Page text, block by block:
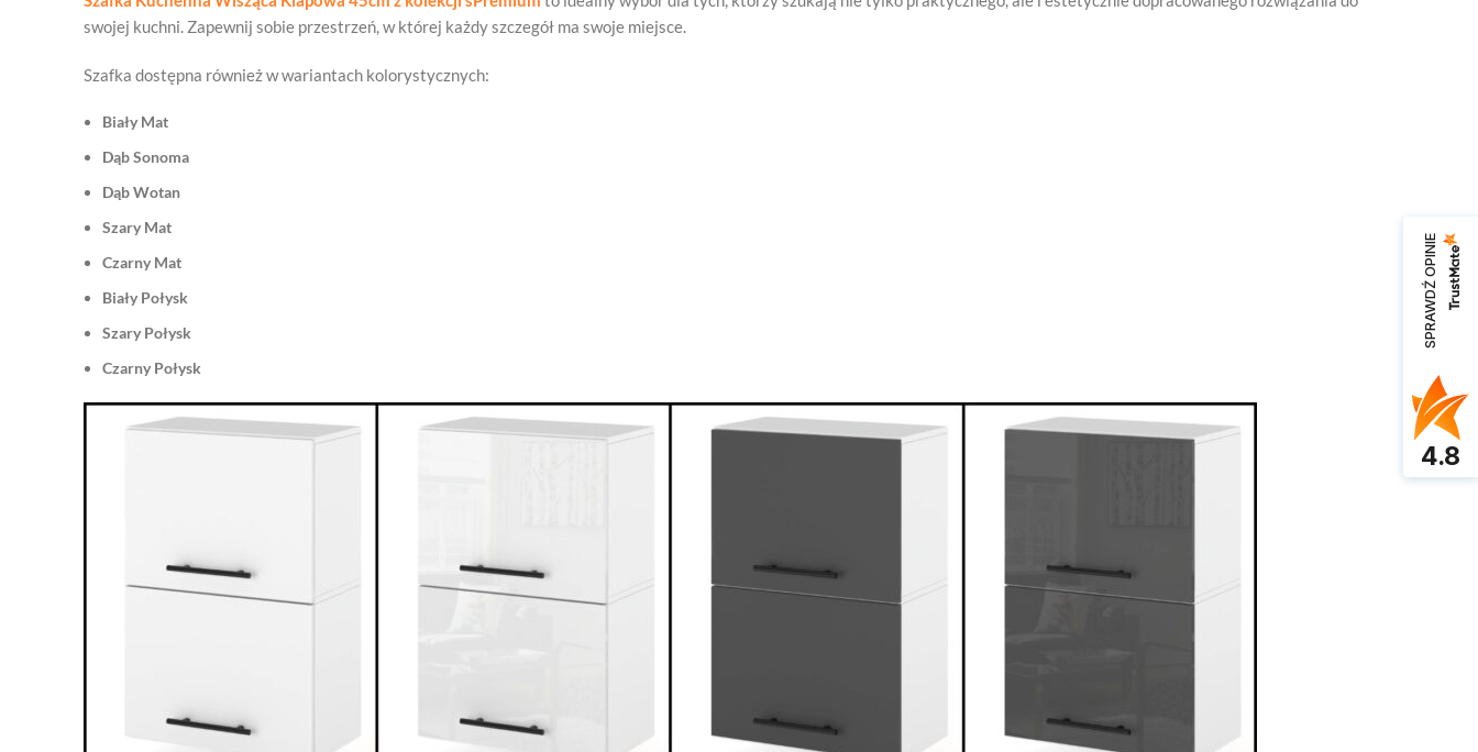
swojej kuchni. Zapewnij sobie przestrzeń, w której każdy szczegół ma swoje miejsce.
Szafka dostępna również w wariantach kolorystycznych:
Biały Mat
Dąb Sonoma
Dąb Wotan
Szary Mat
Czarny Mat
Biały Połysk
Szary Połysk
Czarny Połysk
SPRAWDŹ OPINIE
4.8